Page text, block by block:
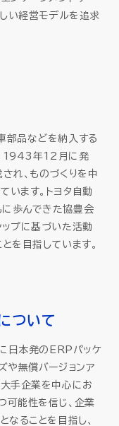
しい経営モデルを追求
部品などを納入する
、1943年12月に発
れ、ものづくりを中
います。トヨタ自動
歩んできた協豊会
ップに基づいた活動
を目指しています。
ついて
日本発のERPパッケ
や無償バージョンア
大手企業を中心にお
可能性を信じ、企業
なることを目指し、